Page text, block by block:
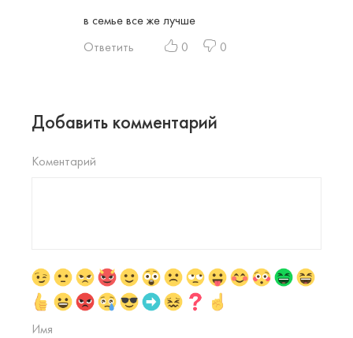
в семье все же лучше
Ответить
0 0
Добавить комментарий
Коментарий
Имя